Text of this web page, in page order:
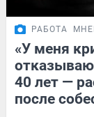
РАБОТА
«У меня
40 лет —
после